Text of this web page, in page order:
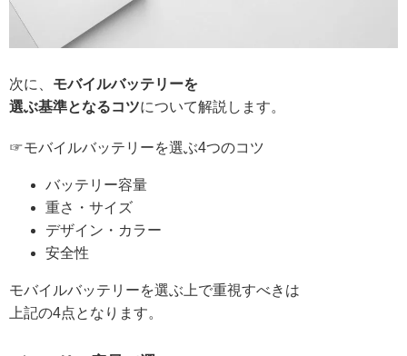
次に、 モバイルバッテリーを
選ぶ基準となるコツについて解説します。
☞モバイルバッテリーを選ぶ4つのコツ
バッテリー容量
重さ・サイズ
デザイン・カラー
安全性
モバイルバッテリーを選ぶ上で重視すべきは
上記の4点となります。